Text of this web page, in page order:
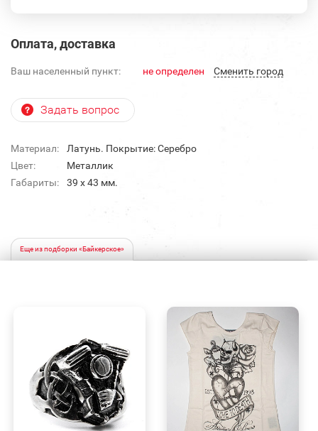
Оплата, доставка
Ваш населенный пункт: не определен Cменить город
Задать вопрос
Материал:
Латунь. Покрытие: Серебро
Цвет:
Металлик
Габариты:
39 х 43 мм.
Еще из подборки «Байкерское»